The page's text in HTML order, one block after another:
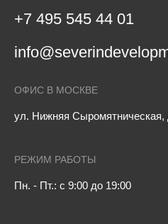
+7 495 545 44 01
ОФИС В МОСКВЕ
ул. Нижняя Сыромятническая,
РЕЖИМ РАБОТЫ
Пн. - Пт.: с 9:00 до 19:00